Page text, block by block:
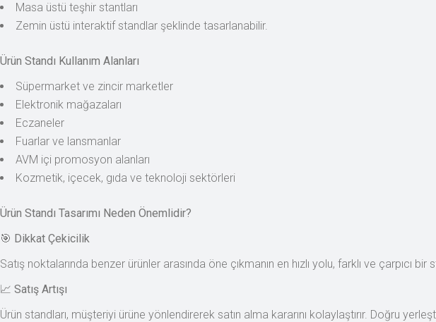
Masa üstü teşhir stantları
Zemin üstü interaktif standlar şeklinde tasarlanabilir.
Ürün Standı Kullanım Alanları
Süpermarket ve zincir marketler
Elektronik mağazaları
Eczaneler
Fuarlar ve lansmanlar
AVM içi promosyon alanları
Kozmetik, içecek, gıda ve teknoloji sektörleri
Ürün Standı Tasarımı Neden Önemlidir?
🎯 Dikkat Çekicilik
Satış noktalarında benzer ürünler arasında öne çıkmanın en hızlı yolu, farklı ve çarpıcı
📈 Satış Artışı
Ürün standları, müşteriyi ürüne yönlendirerek satın alma kararını kolaylaştırır. Doğru